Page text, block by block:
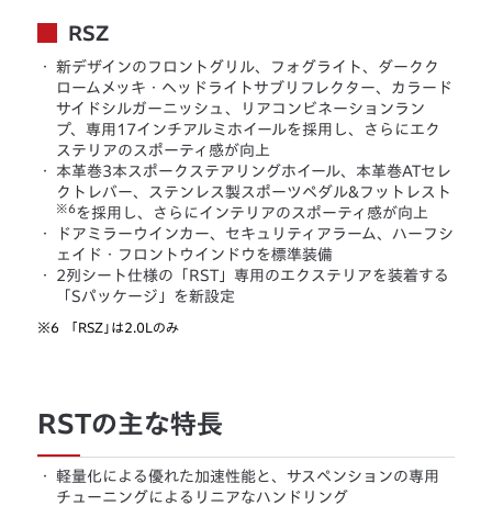
RSZ
・
新デザインのフロントグリル、フォグライト、ダークク
ロームメッキ・ヘッドライトサブリフレクター、カラード
サイドシルガーニッシュ、リアコンビネーションラン
プ、専用17インチアルミホイールを採用し、さらにエク
ステリアのスポーティ感が向上
・
本革巻3本スポークステアリングホイール、本革巻ATセレ
クトレバー、ステンレス製スポーツペダル&フットレスト
※6 を採用し、さらにインテリアのスポーティ感が向上
・
ドアミラーウインカー、セキュリティアラーム、ハーフシ
ェイド・フロントウインドウを標準装備
・
2列シート仕様の「RST」専用のエクステリアを装着する
「Sパッケージ」を新設定
※6 「RSZ」は2.0Lのみ
RSTの主な特長
・
軽量化による優れた加速性能と、サスペンションの専用
チューニングによるリニアなハンドリング